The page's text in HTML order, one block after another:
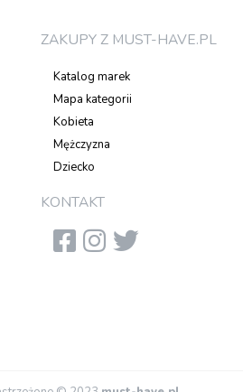
ZAKUPY Z MUST-HAVE.PL
Katalog marek
Mapa kategorii
Kobieta
Mężczyzna
Dziecko
KONTAKT